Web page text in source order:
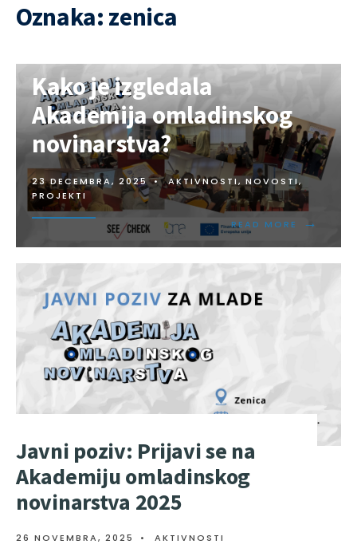
Oznaka: zenica
Kako je izgledala
Akademija omladinskog
novinarstva?
23 DECEMBRA, 2025 • AKTIVNOSTI, NOVOSTI,
PROJEKTI
READ MORE →
Javni poziv: Prijavi se na
Akademiju omladinskog
novinarstva 2025
26 NOVEMBRA, 2025 • AKTIVNOSTI